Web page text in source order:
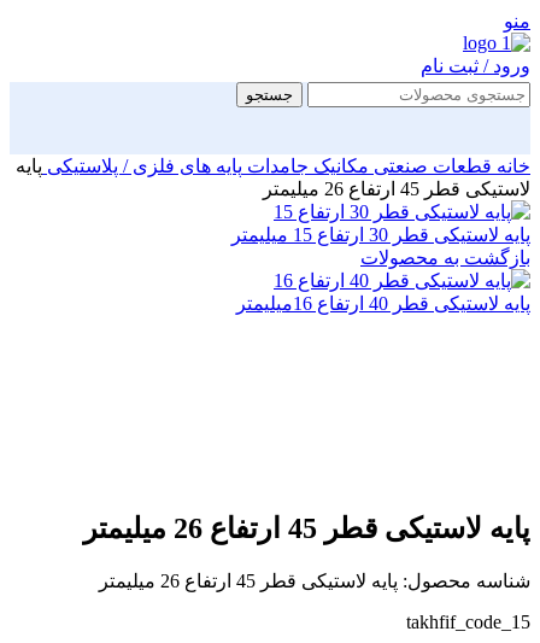
منو
ورود / ثبت نام
جستجو
خانه قطعات صنعتی مکانیک جامدات پایه های فلزی / پلاستیکی پایه
لاستیکی قطر 45 ارتفاع 26 میلیمتر
پایه لاستیکی قطر 30 ارتفاع 15 میلیمتر
بازگشت به محصولات
پایه لاستیکی قطر 40 ارتفاع 16میلیمتر
پایه لاستیکی قطر 45 ارتفاع 26 میلیمتر
شناسه محصول: پایه لاستیکی قطر 45 ارتفاع 26 میلیمتر
takhfif_code_15